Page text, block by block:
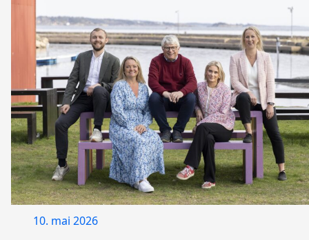
10. mai 2026